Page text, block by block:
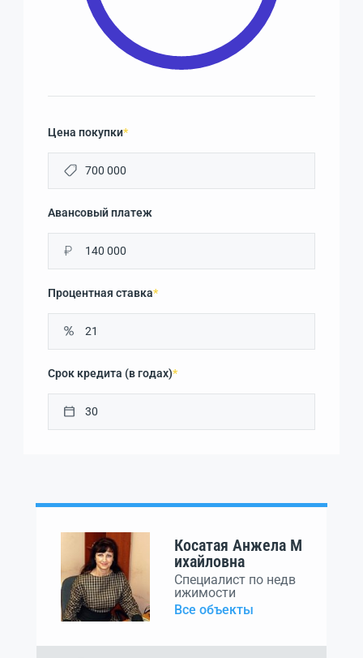
Цена покупки*
Авансовый платеж
₽
Процентная ставка*
Срок кредита (в годах)*
Косатая Анжела М
ихайловна
Специалист по недв
ижимости
Все объекты